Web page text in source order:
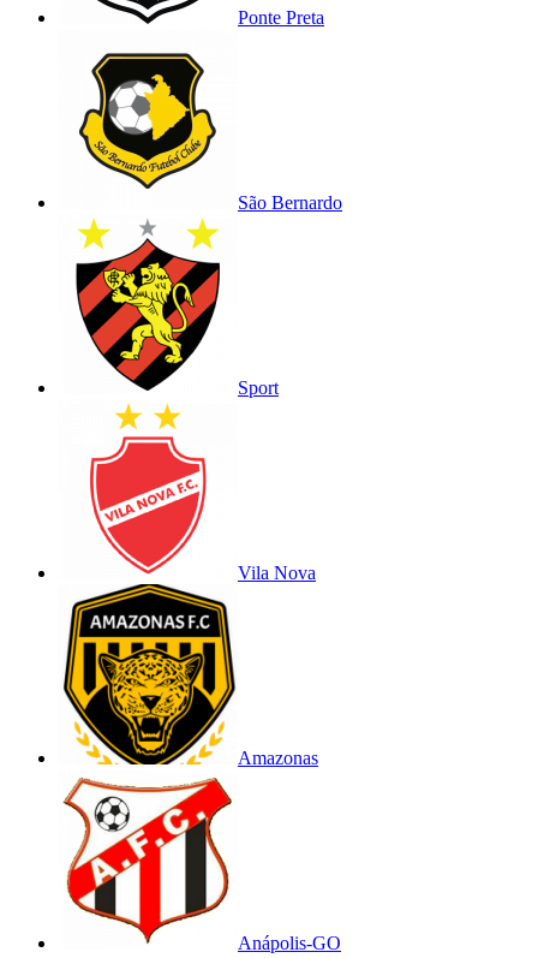
Ponte Preta
São Bernardo
Sport
Vila Nova
Amazonas
Anápolis-GO